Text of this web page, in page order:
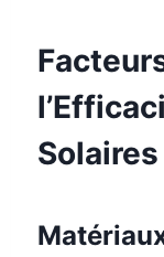
Solaires